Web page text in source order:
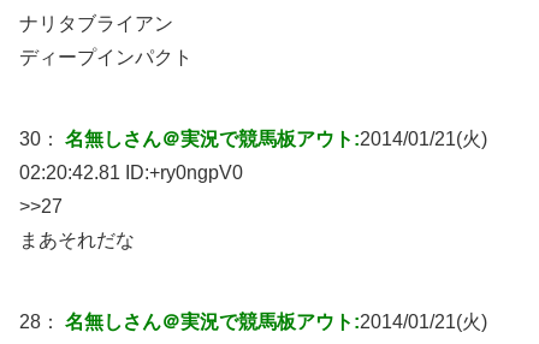
ナリタブライアン
ディープインパクト
30： 名無しさん＠実況で競馬板アウト:2014/01/21(火)
02:20:42.81 ID:+ry0ngpV0
>>27
まあそれだな
28： 名無しさん＠実況で競馬板アウト:2014/01/21(火)